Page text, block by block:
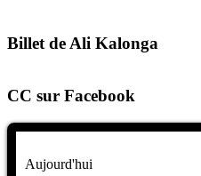
Billet de Ali Kalonga
CC sur Facebook
Aujourd'hui